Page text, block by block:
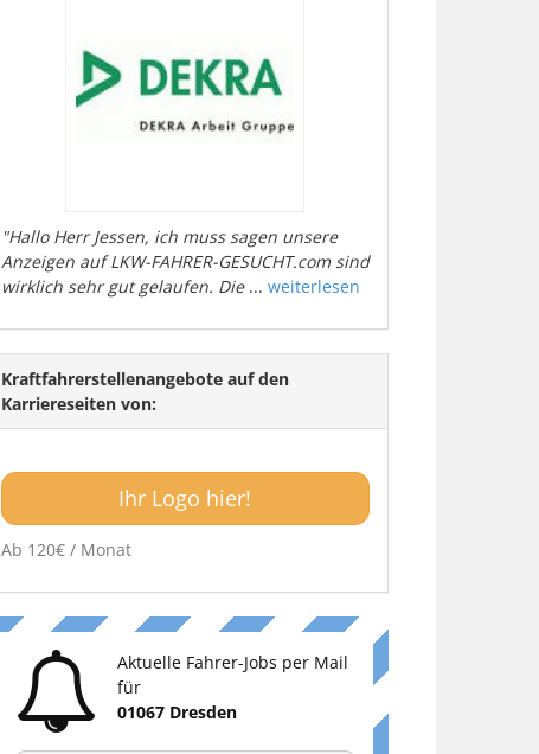
"Hallo Herr Jessen, ich muss sagen unsere
Anzeigen auf LKW-FAHRER-GESUCHT.com sind
wirklich sehr gut gelaufen. Die... weiterlesen
Kraftfahrerstellenangebote auf den
Karriereseiten von:
Ihr Logo hier!
Ab 120€ / Monat
Aktuelle Fahrer-Jobs per Mail
für
01067 Dresden